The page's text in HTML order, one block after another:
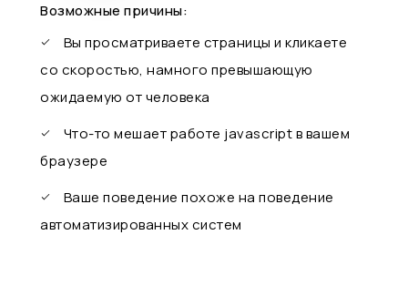
Возможные причины:
Вы просматриваете страницы и кликаете
со скоростью, намного превышающую
ожидаемую от человека
Что-то мешает работе javascript в вашем
браузере
Ваше поведение похоже на поведение
автоматизированных систем